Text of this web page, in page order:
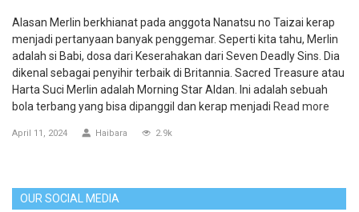
Alasan Merlin berkhianat pada anggota Nanatsu no Taizai kerap
menjadi pertanyaan banyak penggemar. Seperti kita tahu, Merlin
adalah si Babi, dosa dari Keserahakan dari Seven Deadly Sins. Dia
dikenal sebagai penyihir terbaik di Britannia. Sacred Treasure atau
Harta Suci Merlin adalah Morning Star Aldan. Ini adalah sebuah
bola terbang yang bisa dipanggil dan kerap menjadi Read more
April 11, 2024 Haibara 2.9k
OUR SOCIAL MEDIA